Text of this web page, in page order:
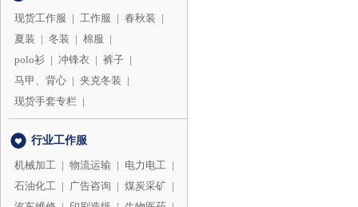
现货工作服 | 工作服 | 春秋装 |
夏装 | 冬装 | 棉服 |
polo衫 | 冲锋衣 | 裤子 |
马甲、背心 | 夹克冬装 |
现货手套专栏 |
行业工作服
机械加工 | 物流运输 | 电力电工 |
石油化工 | 广告咨询 | 煤炭采矿 |